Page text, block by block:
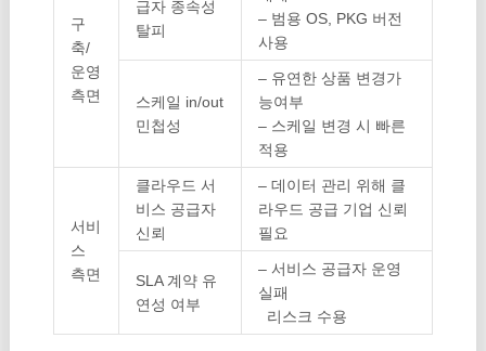
구
축/
운영
측면
급자 종속성
탈피
– 범용 OS, PKG 버전
사용
스케일 in/out
민첩성
– 유연한 상품 변경가
능여부
– 스케일 변경 시 빠른
적용
서비
스
측면
클라우드 서
비스 공급자
신뢰
– 데이터 관리 위해 클
라우드 공급 기업 신뢰
필요
SLA 계약 유
연성 여부
– 서비스 공급자 운영
실패
리스크 수용